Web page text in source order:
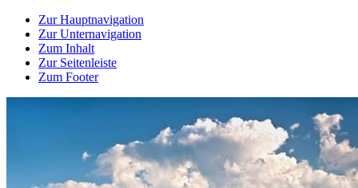
Zur Hauptnavigation
Zur Unternavigation
Zum Inhalt
Zur Seitenleiste
Zum Footer